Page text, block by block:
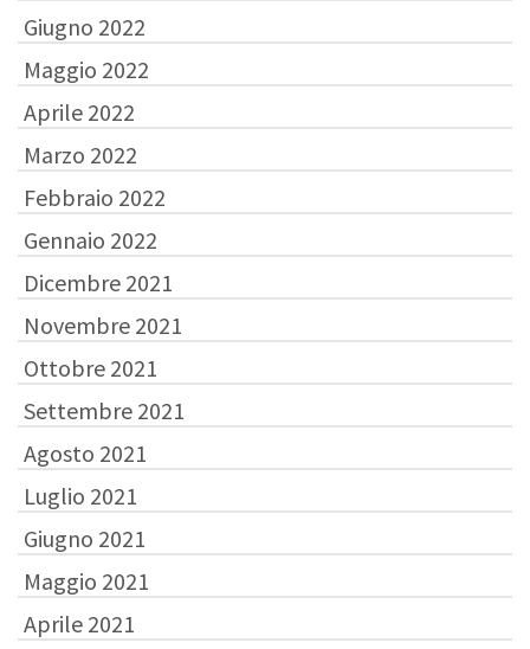
Giugno 2022
Maggio 2022
Aprile 2022
Marzo 2022
Febbraio 2022
Gennaio 2022
Dicembre 2021
Novembre 2021
Ottobre 2021
Settembre 2021
Agosto 2021
Luglio 2021
Giugno 2021
Maggio 2021
Aprile 2021